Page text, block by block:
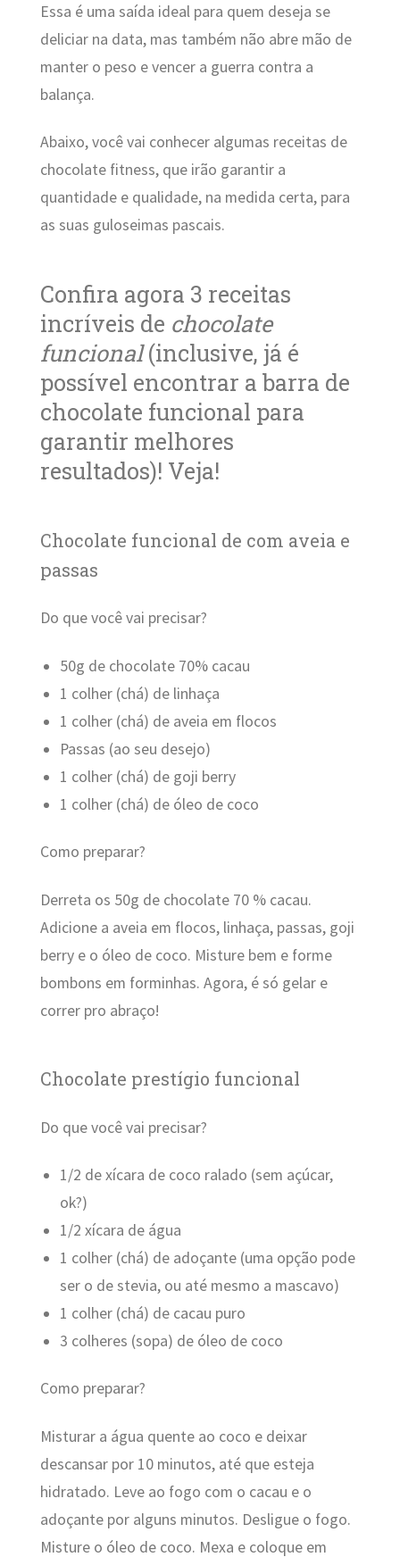
Essa é uma saída ideal para quem deseja se
deliciar na data, mas também não abre mão de
manter o peso e vencer a guerra contra a
balança.
Abaixo, você vai conhecer algumas receitas de
chocolate fitness, que irão garantir a
quantidade e qualidade, na medida certa, para
as suas guloseimas pascais.
Confira agora 3 receitas
incríveis de chocolate
funcional(inclusive, já é
possível encontrar a barra de
chocolate funcional para
garantir melhores
resultados)! Veja!
Chocolate funcional de com aveia e
passas
Do que você vai precisar?
50g de chocolate 70% cacau
1 colher (chá) de linhaça
1 colher (chá) de aveia em flocos
Passas (ao seu desejo)
1 colher (chá) de goji berry
1 colher (chá) de óleo de coco
Como preparar?
Derreta os 50g de chocolate 70 % cacau.
Adicione a aveia em flocos, linhaça, passas, goji
berry e o óleo de coco. Misture bem e forme
bombons em forminhas. Agora, é só gelar e
correr pro abraço!
Chocolate prestígio funcional
Do que você vai precisar?
1/2 de xícara de coco ralado (sem açúcar,
ok?)
1/2 xícara de água
1 colher (chá) de adoçante (uma opção pode
ser o de stevia, ou até mesmo a mascavo)
1 colher (chá) de cacau puro
3 colheres (sopa) de óleo de coco
Como preparar?
Misturar a água quente ao coco e deixar
descansar por 10 minutos, até que esteja
hidratado. Leve ao fogo com o cacau e o
adoçante por alguns minutos. Desligue o fogo.
Misture o óleo de coco. Mexa e coloque em